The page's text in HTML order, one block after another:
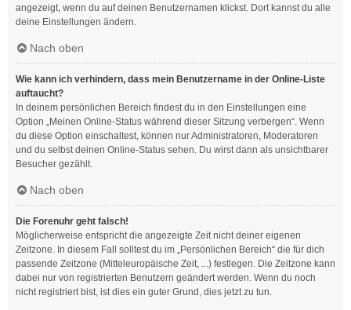
angezeigt, wenn du auf deinen Benutzernamen klickst. Dort kannst du alle
deine Einstellungen ändern.
Nach oben
Wie kann ich verhindern, dass mein Benutzername in der Online-Liste
auftaucht?
In deinem persönlichen Bereich findest du in den Einstellungen eine
Option „Meinen Online-Status während dieser Sitzung verbergen“. Wenn
du diese Option einschaltest, können nur Administratoren, Moderatoren
und du selbst deinen Online-Status sehen. Du wirst dann als unsichtbarer
Besucher gezählt.
Nach oben
Die Forenuhr geht falsch!
Möglicherweise entspricht die angezeigte Zeit nicht deiner eigenen
Zeitzone. In diesem Fall solltest du im „Persönlichen Bereich“ die für dich
passende Zeitzone (Mitteleuropäische Zeit, ...) festlegen. Die Zeitzone kann
dabei nur von registrierten Benutzern geändert werden. Wenn du noch
nicht registriert bist, ist dies ein guter Grund, dies jetzt zu tun.